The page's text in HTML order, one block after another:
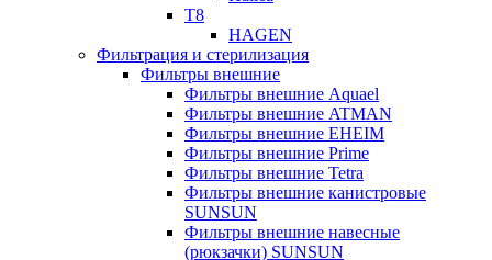
T8
HAGEN
Фильтрация и стерилизация
Фильтры внешние
Фильтры внешние Aquael
Фильтры внешние ATMAN
Фильтры внешние EHEIM
Фильтры внешние Prime
Фильтры внешние Tetra
Фильтры внешние канистровые
SUNSUN
Фильтры внешние навесные
(рюкзачки) SUNSUN